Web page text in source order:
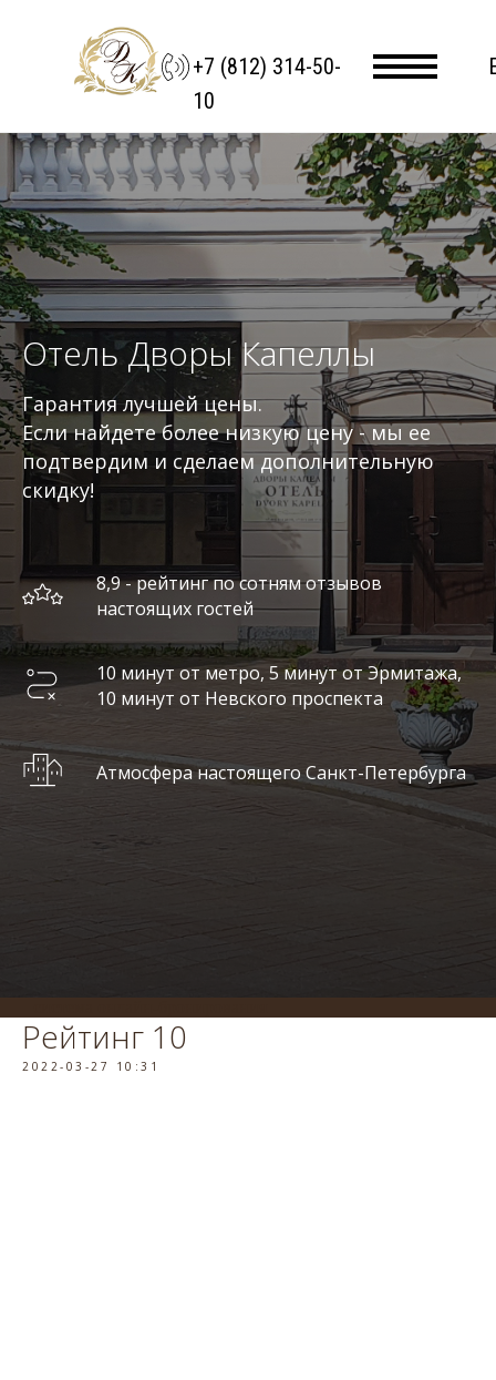
+7 (812) 314-50-
10
Отель Дворы Капеллы
Гарантия лучшей цены.
Если найдете более низкую цену - мы ее
подтвердим и сделаем дополнительную
скидку!
8,9 - рейтинг по сотням отзывов
настоящих гостей
10 минут от метро, 5 минут от Эрмитажа,
10 минут от Невского проспекта
Атмосфера настоящего Санкт-Петербурга
Рейтинг 10
2022-03-27 10:31